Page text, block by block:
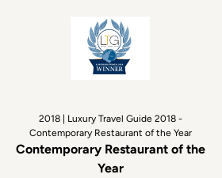
2018 | Luxury Travel Guide 2018 -
Contemporary Restaurant of the Year
Contemporary Restaurant of the
Year